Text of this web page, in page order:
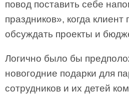
повод поставить себе
праздников», когда клиент
обсуждать проекты и
Логично было бы
новогодние подарки для
сотрудников и их детей